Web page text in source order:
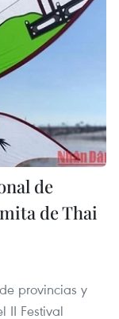
de
de Thai
provincias y
II Festival